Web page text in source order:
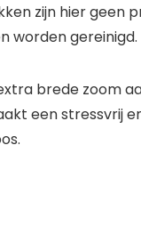
zijn hier geen
worden gereinigd.
brede zoom
een stressvrij